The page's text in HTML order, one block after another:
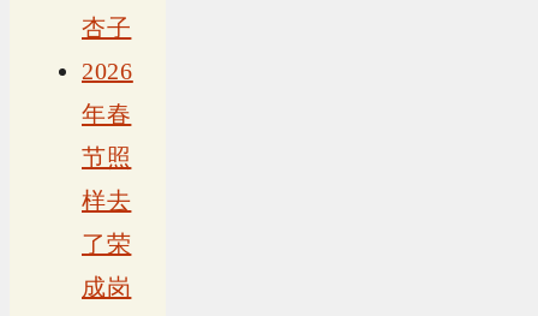
杏子
2026
年春
节照
样去
了荣
成岗